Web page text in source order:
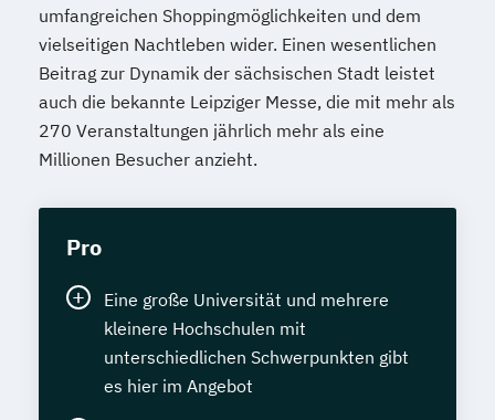
umfangreichen Shoppingmöglichkeiten und dem
vielseitigen Nachtleben wider. Einen wesentlichen
Beitrag zur Dynamik der sächsischen Stadt leistet
auch die bekannte Leipziger Messe, die mit mehr als
270 Veranstaltungen jährlich mehr als eine
Millionen Besucher anzieht.
Pro
Eine große Universität und mehrere
kleinere Hochschulen mit
unterschiedlichen Schwerpunkten gibt
es hier im Angebot